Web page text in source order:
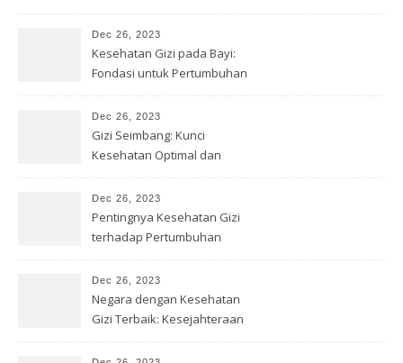
Dec 26, 2023
Kesehatan Gizi pada Bayi:
Fondasi untuk Pertumbuhan
Dec 26, 2023
Gizi Seimbang: Kunci
Kesehatan Optimal dan
Dec 26, 2023
Pentingnya Kesehatan Gizi
terhadap Pertumbuhan
Dec 26, 2023
Negara dengan Kesehatan
Gizi Terbaik: Kesejahteraan